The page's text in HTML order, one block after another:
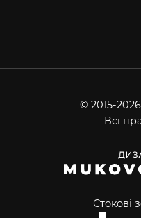
© 2015-
Всі
Стокові